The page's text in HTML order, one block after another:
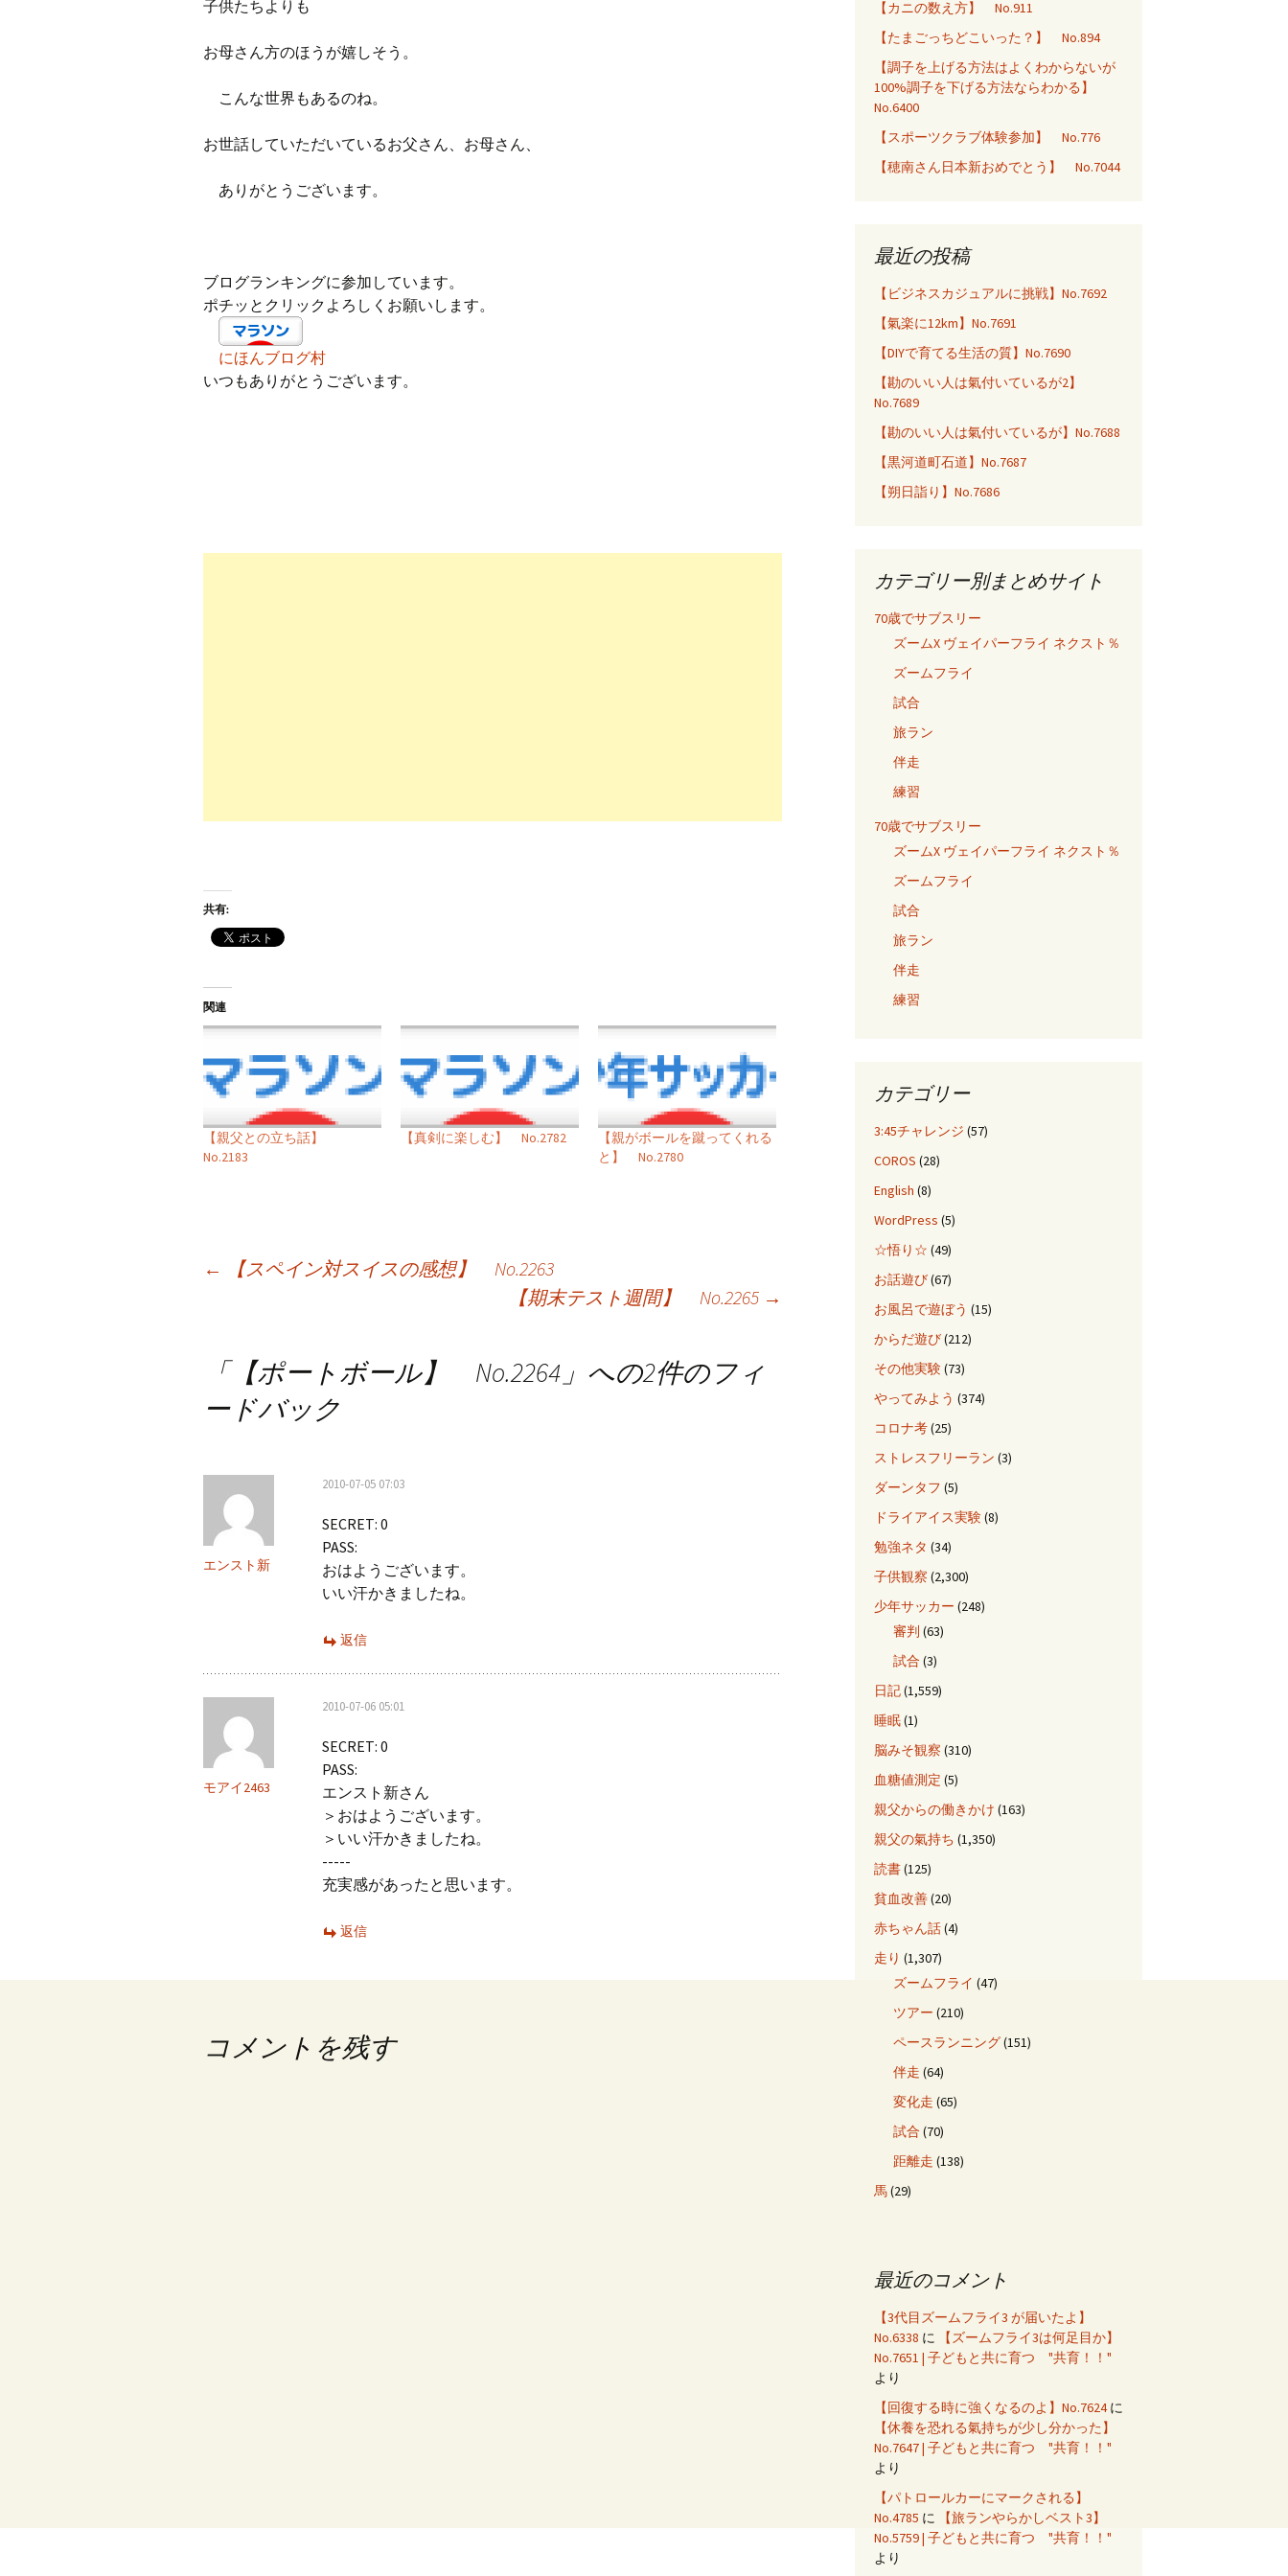
子供たちよりも
お母さん方のほうが嬉しそう。
こんな世界もあるのね。
お世話していただいているお父さん、お母さん、
ありがとうございます。
ブログランキングに参加しています。
ポチッとクリックよろしくお願いします。
にほんブログ村
いつもありがとうございます。
共有:
関連
【親父との立ち話】
No.2183
【真剣に楽しむ】 No.2782
【親がボールを蹴ってくれる
と】 No.2780
←
【スペイン対スイスの感想】 No.2263
【期末テスト週間】 No.2265 →
「【ポートボール】 No.2264 」への2件のフィ
ードバック
エンスト新
2010-07-05 07:03
SECRET: 0
PASS:
おはようございます。
いい汗かきましたね。
返信
モアイ2463
2010-07-06 05:01
SECRET: 0
PASS:
エンスト新さん
＞おはようございます。
＞いい汗かきましたね。
-----
充実感があったと思います。
返信
コメントを残す
【カニの数え方】 No.911
【たまごっちどこいった？】 No.894
【調子を上げる方法はよくわからないが
100%調子を下げる方法ならわかる】
No.6400
【スポーツクラブ体験参加】 No.776
【穂南さん日本新おめでとう】 No.7044
最近の投稿
【ビジネスカジュアルに挑戦】No.7692
【氣楽に12km】No.7691
【DIYで育てる生活の質】No.7690
【勘のいい人は氣付いているが2】
No.7689
【勘のいい人は氣付いているが】No.7688
【黒河道町石道】No.7687
【朔日詣り】No.7686
カテゴリー別まとめサイト
70歳でサブスリー
ズームX ヴェイパーフライ ネクスト％
ズームフライ
試合
旅ラン
伴走
練習
70歳でサブスリー
ズームX ヴェイパーフライ ネクスト％
ズームフライ
試合
旅ラン
伴走
練習
カテゴリー
3:45チャレンジ (57)
COROS (28)
English (8)
WordPress (5)
☆悟り☆ (49)
お話遊び(67)
お風呂で遊ぼう (15)
からだ遊び(212)
その他実験(73)
やってみよう (374)
コロナ考(25)
ストレスフリーラン (3)
ダーンタフ (5)
ドライアイス実験(8)
勉強ネタ (34)
子供観察 (2,300)
少年サッカー (248)
審判 (63)
試合 (3)
日記(1,559)
睡眠(1)
脳みそ観察 (310)
血糖値測定 (5)
親父からの働きかけ (163)
親父の氣持ち (1,350)
読書(125)
貧血改善(20)
赤ちゃん話(4)
走り (1,307)
ズームフライ (47)
ツアー (210)
ペースランニング(151)
伴走 (64)
変化走 (65)
試合 (70)
距離走 (138)
馬(29)
最近のコメント
【3代目ズームフライ3 が届いたよ】
No.6338 に
【ズームフライ3は何足目か】
No.7651 | 子どもと共に育つ "共育！！"
より
【回復する時に強くなるのよ】No.7624に
【休養を恐れる氣持ちが少し分かった】
No.7647 | 子どもと共に育つ "共育！！"
より
【パトロールカーにマークされる】
No.4785 に
【旅ランやらかしベスト3】
No.5759 | 子どもと共に育つ "共育！！"
より